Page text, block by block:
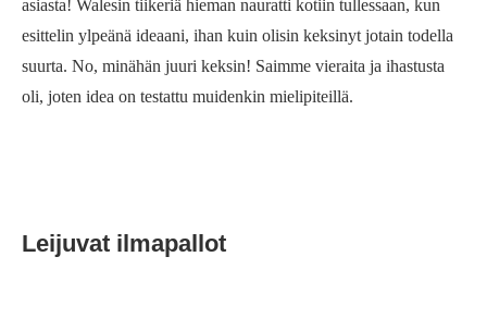
asiasta! Walesin tiikeriä hieman nauratti kotiin tullessaan, kun
esittelin ylpeänä ideaani, ihan kuin olisin keksinyt jotain todella
suurta. No, minähän juuri keksin! Saimme vieraita ja ihastusta
oli, joten idea on testattu muidenkin mielipiteillä.
Leijuvat ilmapallot